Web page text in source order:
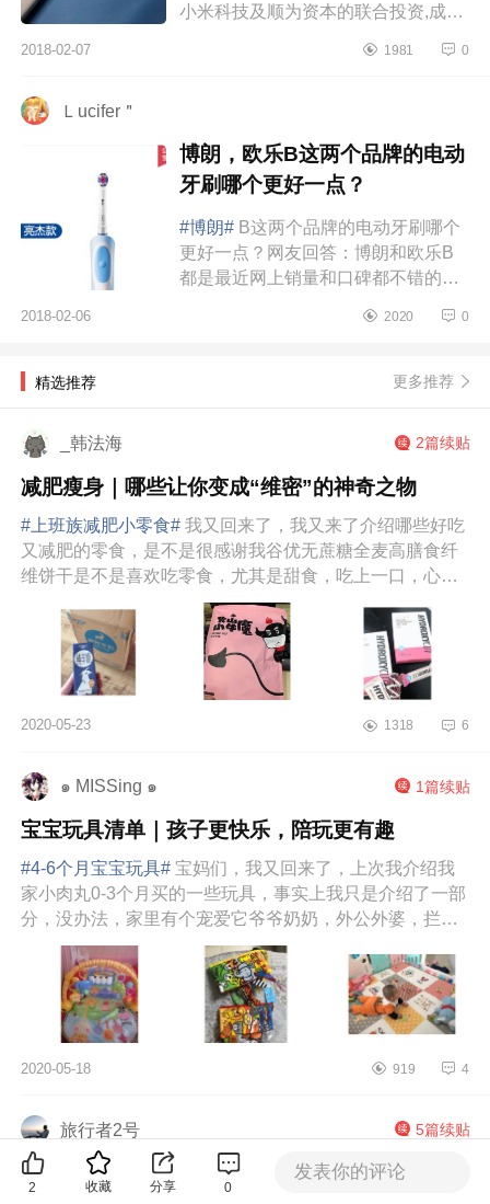
小米科技及顺为资本的联合投资,成为
康护理消费电子产品的公司，其...
2018-02-07 1981 0
Ｌucifer＂
博朗，欧乐B这两个品牌的电动
牙刷哪个更好一点？
#博朗# B这两个品牌的电动牙刷哪个
更好一点？网友回答：博朗和欧乐B
都是最近网上销量和口碑都不错的电
时候经常拿来作比较，那么到底哪...
2018-02-06 2020 0
精选推荐 更多推荐
_韩法海 2篇续贴
减肥瘦身｜哪些让你变成“维密”的神奇之物
#上班族减肥小零食# 我又回来了，我又来了介绍哪些好吃
又减肥的零食，是不是很感谢我谷优无蔗糖全麦高膳食纤
维饼干是不是喜欢吃零食，尤其是甜食，吃上一口，心里
感觉无比满足，但是吃太多的甜...
2020-05-23 1318 6
๑ MISSing ๑ 1篇续贴
宝宝玩具清单｜孩子更快乐，陪玩更有趣
#4-6个月宝宝玩具# 宝妈们，我又回来了，上次我介绍我
家小肉丸0-3个月买的一些玩具，事实上我只是介绍了一部
分，没办法，家里有个宠爱它爷爷奶奶，外公外婆，拦都
拦不住，今天继续介绍我家小肉...
2020-05-18 919 4
旅行者2号 5篇续贴
给你们看看本帅哥用过的好东
2 收藏 分享 0
发表你的评论